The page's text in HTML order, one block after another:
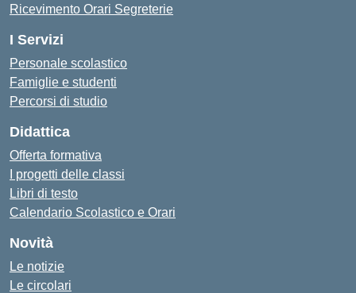
Ricevimento Orari Segreterie
I Servizi
Personale scolastico
Famiglie e studenti
Percorsi di studio
Didattica
Offerta formativa
I progetti delle classi
Libri di testo
Calendario Scolastico e Orari
Novità
Le notizie
Le circolari